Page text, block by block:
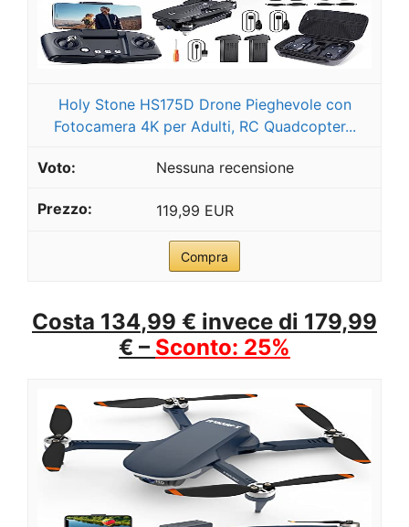
Holy Stone HS175D Drone Pieghevole con
Fotocamera 4K per Adulti, RC Quadcopter...
Nessuna recensione
119,99 EUR
Compra
Costa 134,99 € invece di 179,99
€ – Sconto: 25%